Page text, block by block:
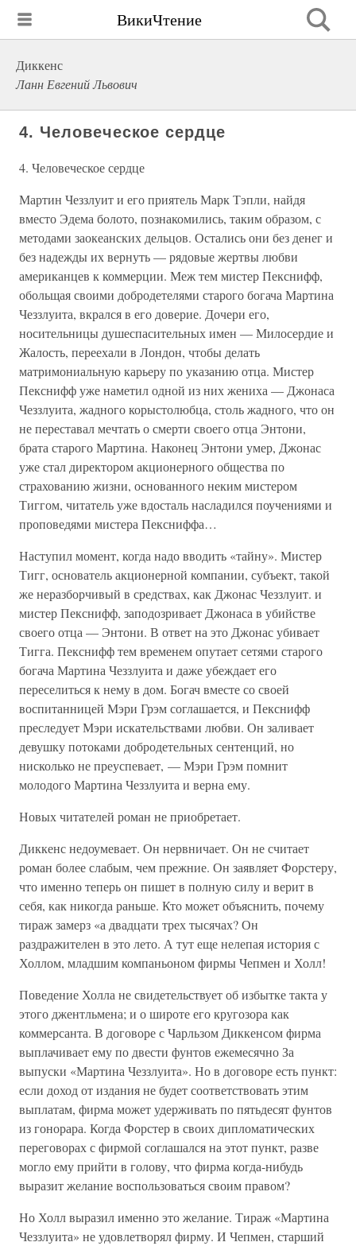
ВикиЧтение
Диккенс
Ланн Евгений Львович
4. Человеческое сердце
4. Человеческое сердце
Мартин Чеззлуит и его приятель Марк Тэпли, найдя
вместо Эдема болото, познакомились, таким образом, с
методами заокеанских дельцов. Остались они без денег и
без надежды их вернуть — рядовые жертвы любви
американцев к коммерции. Меж тем мистер Пекснифф,
обольщая своими добродетелями старого богача Мартина
Чеззлуита, вкрался в его доверие. Дочери его,
носительницы душеспасительных имен — Милосердие и
Жалость, переехали в Лондон, чтобы делать
матримониальную карьеру по указанию отца. Мистер
Пекснифф уже наметил одной из них жениха — Джонаса
Чеззлуита, жадного корыстолюбца, столь жадного, что он
не переставал мечтать о смерти своего отца Энтони,
брата старого Мартина. Наконец Энтони умер, Джонас
уже стал директором акционерного общества по
страхованию жизни, основанного неким мистером
Тиггом, читатель уже вдосталь насладился поучениями и
проповедями мистера Пексниффа…
Наступил момент, когда надо вводить «тайну». Мистер
Тигг, основатель акционерной компании, субъект, такой
же неразборчивый в средствах, как Джонас Чеззлуит. и
мистер Пекснифф, заподозривает Джонаса в убийстве
своего отца — Энтони. В ответ на это Джонас убивает
Тигга. Пекснифф тем временем опутает сетями старого
богача Мартина Чеззлуита и даже убеждает его
переселиться к нему в дом. Богач вместе со своей
воспитанницей Мэри Грэм соглашается, и Пекснифф
преследует Мэри искательствами любви. Он заливает
девушку потоками добродетельных сентенций, но
нисколько не преуспевает, — Мэри Грэм помнит
молодого Мартина Чеззлуита и верна ему.
Новых читателей роман не приобретает.
Диккенс недоумевает. Он нервничает. Он не считает
роман более слабым, чем прежние. Он заявляет Форстеру,
что именно теперь он пишет в полную силу и верит в
себя, как никогда раньше. Кто может объяснить, почему
тираж замерз «а двадцати трех тысячах? Он
раздражителен в это лето. А тут еще нелепая история с
Холлом, младшим компаньоном фирмы Чепмен и Холл!
Поведение Холла не свидетельствует об избытке такта у
этого джентльмена; и о широте его кругозора как
коммерсанта. В договоре с Чарльзом Диккенсом фирма
выплачивает ему по двести фунтов ежемесячно За
выпуски «Мартина Чеззлуита». Но в договоре есть пункт:
если доход от издания не будет соответствовать этим
выплатам, фирма может удерживать по пятьдесят фунтов
из гонорара. Когда Форстер в своих дипломатических
переговорах с фирмой соглашался на этот пункт, разве
могло ему прийти в голову, что фирма когда-нибудь
выразит желание воспользоваться своим правом?
Но Холл выразил именно это желание. Тираж «Мартина
Чеззлуита» не удовлетворял фирму. И Чепмен, старший